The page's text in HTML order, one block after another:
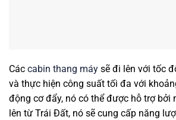
Các cabin thang máy sẽ đi lên với tốc
và thực hiện công suất tối đa với
động cơ đẩy, nó có thể được hỗ trợ bởi
lên từ Trái Đất, nó sẽ cung cấp năng